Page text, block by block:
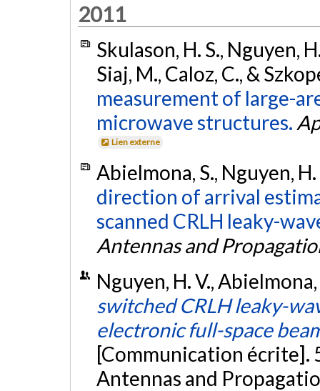
2011
Skulason, H. S., Nguyen,
Siaj, M., Caloz, C., &
measurement of large-
microwave structures.
Lien externe
Abielmona, S., Nguyen,
direction of arrival
scanned CRLH leaky-
Antennas and
Nguyen, H. V.,
switched CRLH leaky-
electronic full-space
[Communication écrite].
Antennas and